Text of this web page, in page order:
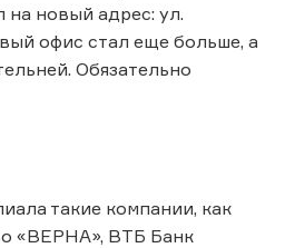
на новый адрес: ул.
офис стал еще больше, а
Обязательно
такие компании, как
«ВЕРНА», ВТБ Банк